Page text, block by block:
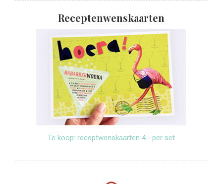
Receptenwenskaarten
Te koop: receptwenskaarten 4.- per set